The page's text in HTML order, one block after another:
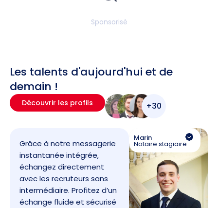
Sponsorisé
Les talents d'aujourd'hui et de
demain !
Découvrir les profils +30
Grâce à notre messagerie
instantanée intégrée,
échangez directement
avec les recruteurs sans
intermédiaire. Profitez d’un
échange fluide et sécurisé
Marin
Notaire stagiaire